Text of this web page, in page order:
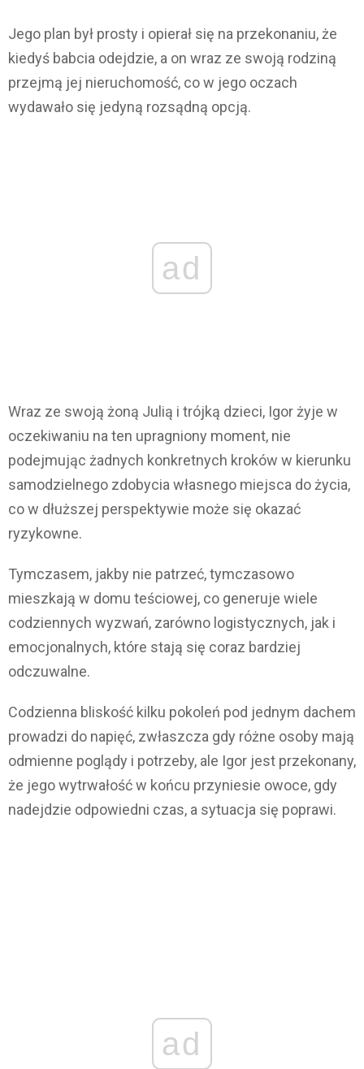
Jego plan był prosty i opierał się na przekonaniu, że
kiedyś babcia odejdzie, a on wraz ze swoją rodziną
przejmą jej nieruchomość, co w jego oczach
wydawało się jedyną rozsądną opcją.
ad
Wraz ze swoją żoną Julią i trójką dzieci, Igor żyje w
oczekiwaniu na ten upragniony moment, nie
podejmując żadnych konkretnych kroków w kierunku
samodzielnego zdobycia własnego miejsca do życia,
co w dłuższej perspektywie może się okazać
ryzykowne.
Tymczasem, jakby nie patrzeć, tymczasowo
mieszkają w domu teściowej, co generuje wiele
codziennych wyzwań, zarówno logistycznych, jak i
emocjonalnych, które stają się coraz bardziej
odczuwalne.
Codzienna bliskość kilku pokoleń pod jednym dachem
prowadzi do napięć, zwłaszcza gdy różne osoby mają
odmienne poglądy i potrzeby, ale Igor jest przekonany,
że jego wytrwałość w końcu przyniesie owoce, gdy
nadejdzie odpowiedni czas, a sytuacja się poprawi.
ad